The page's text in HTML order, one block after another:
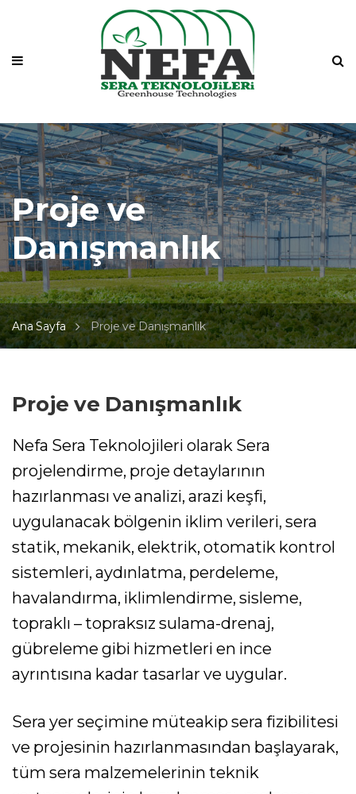
Kurumsal
Ürünlerimiz
Çözümlerimiz
Galeri
İletişim
Proje ve
Danışmanlık
Ana Sayfa Proje ve Danışmanlık
Proje ve Danışmanlık
Nefa Sera Teknolojileri olarak Sera
projelendirme, proje detaylarının
hazırlanması ve analizi, arazi keşfi,
uygulanacak bölgenin iklim verileri, sera
statik, mekanik, elektrik, otomatik kontrol
sistemleri, aydınlatma, perdeleme,
havalandırma, iklimlendirme, sisleme,
topraklı – topraksız sulama-drenaj,
gübreleme gibi hizmetleri en ince
ayrıntısına kadar tasarlar ve uygular.
Sera yer seçimine müteakip sera fizibilitesi
ve projesinin hazırlanmasından başlayarak,
tüm sera malzemelerinin teknik